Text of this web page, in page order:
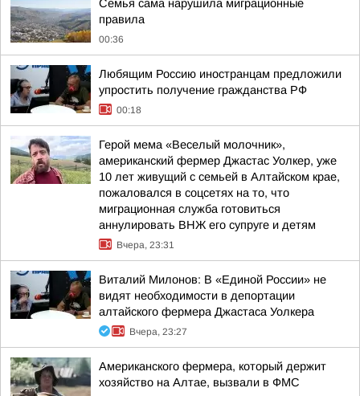
Семья сама нарушила миграционные
правила
00:36
Любящим Россию иностранцам предложили
упростить получение гражданства РФ
00:18
Герой мема «Веселый молочник»,
американский фермер Джастас Уолкер, уже
10 лет живущий с семьей в Алтайском крае,
пожаловался в соцсетях на то, что
миграционная служба готовиться
аннулировать ВНЖ его супруге и детям
Вчера, 23:31
Виталий Милонов: В «Единой России» не
видят необходимости в депортации
алтайского фермера Джастаса Уолкера
Вчера, 23:27
Американского фермера, который держит
хозяйство на Алтае, вызвали в ФМС